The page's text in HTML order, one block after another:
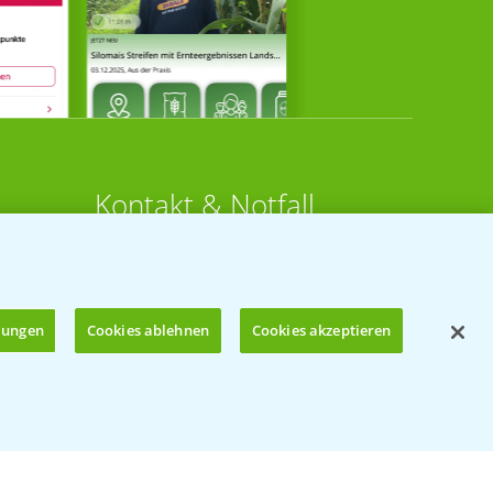
Kontakt & Notfall
KONTAKT
T.+49 (0)214/30-20220
Cookies ablehnen Cookies akzeptieren